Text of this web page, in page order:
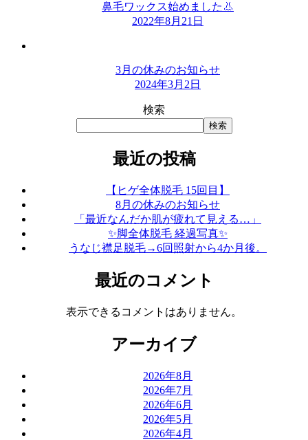
鼻毛ワックス始めました👃
2022年8月21日
3月の休みのお知らせ
2024年3月2日
検索
検索
最近の投稿
【ヒゲ全体脱毛 15回目】
8月の休みのお知らせ
「最近なんだか肌が疲れて見える…」
✨脚全体脱毛 経過写真✨
うなじ襟足脱毛→6回照射から4か月後。
最近のコメント
表示できるコメントはありません。
アーカイブ
2026年8月
2026年7月
2026年6月
2026年5月
2026年4月